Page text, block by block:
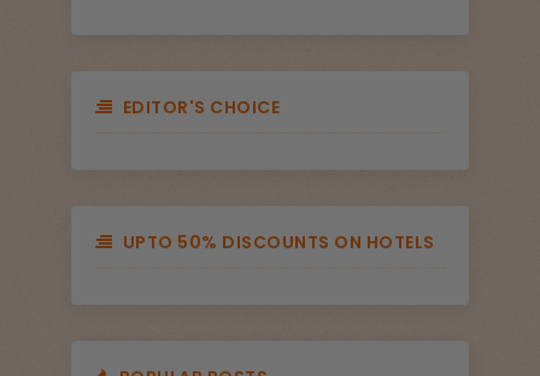
EDITOR'S CHOICE
UPTO 50% DISCOUNTS ON HOTELS